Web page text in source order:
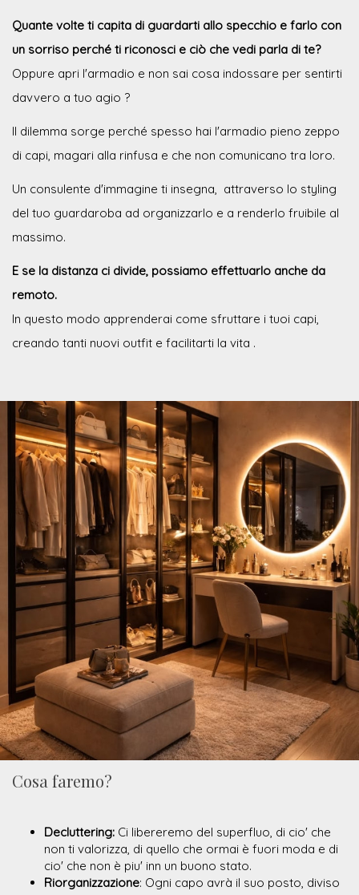
Quante volte ti capita di guardarti allo specchio e farlo con
un sorriso perché ti riconosci e ciò che vedi parla di te?
Oppure apri l'armadio e non sai cosa indossare per sentirti
davvero a tuo agio ?
Il dilemma sorge perché spesso hai l'armadio pieno zeppo
di capi, magari alla rinfusa e che non comunicano tra loro.
Un consulente d'immagine ti insegna, attraverso lo styling
del tuo guardaroba ad organizzarlo e a renderlo fruibile al
massimo.
E se la distanza ci divide, possiamo effettuarlo anche da
remoto.
In questo modo apprenderai come sfruttare i tuoi capi,
creando tanti nuovi outfit e facilitarti la vita .
Cosa faremo?
Decluttering: Ci libereremo del superfluo, di cio' che
non ti valorizza, di quello che ormai è fuori moda e di
cio' che non è piu' inn un buono stato.
Riorganizzazione: Ogni capo avrà il suo posto, diviso